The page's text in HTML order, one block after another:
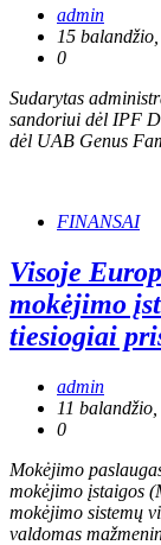
admin
15
0
Sudarytas
sandoriui dėl IPF
dėl UAB Genus
FINANSAI
Visoje
mokėjimo
tiesiogiai
admin
11
0
Mokėjimo
mokėjimo įstaigos
mokėjimo sistemų
valdomas